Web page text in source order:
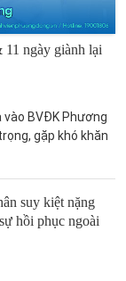
ngày giành lại
BVĐK Phương
gặp khó khăn
suy kiệt nặng
hồi phục ngoài